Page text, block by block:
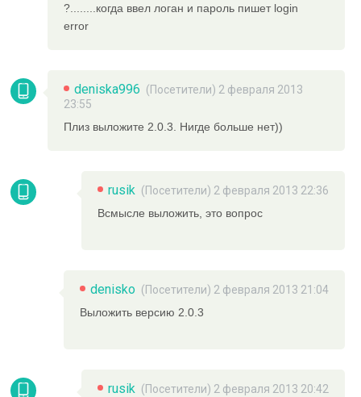
?........когда ввел логан и пароль пишет login
error
deniska996 (Посетители) 2 февраля 2013
23:55
Плиз выложите 2.0.3. Нигде больше нет))
rusik (Посетители) 2 февраля 2013 22:36
Всмысле выложить, это вопрос
denisko (Посетители) 2 февраля 2013 21:04
Выложить версию 2.0.3
rusik (Посетители) 2 февраля 2013 20:42